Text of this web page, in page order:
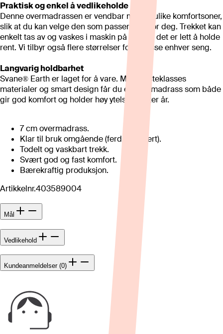
Praktisk og enkel å vedlikeholde
Denne overmadrassen er vendbar med to ulike komfortsoner,
slik at du kan velge den som passer best for deg. Trekket kan
enkelt tas av og vaskes i maskin på 60°, så det er lett å holde
rent. Vi tilbyr også flere størrelser for å passe enhver seng.
Langvarig holdbarhet
Svane® Earth er laget for å vare. Med førsteklasses
materialer og smart design får du en overmadrass som både
gir god komfort og holder høy ytelse år etter år.
7 cm overmadrass.
Klar til bruk omgående (ferdigmontert).
Todelt og vaskbart trekk.
Svært god og fast komfort.
Bærekraftig produksjon.
Artikkelnr.403589004
Mål
Vedlikehold
Kundeanmeldelser (0)